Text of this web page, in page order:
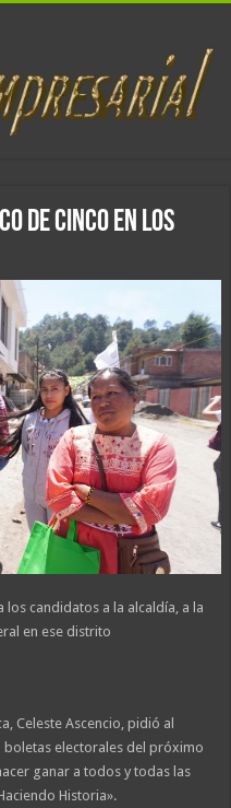
de cinco en Los
candidatos a la alcaldía, a la
en ese distrito
Celeste Ascencio, pidió al
boletas electorales del próximo
ganar a todos y todas las
Historia».